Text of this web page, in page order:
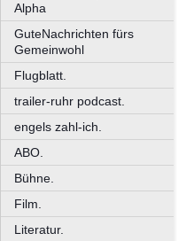
Alpha
GuteNachrichten fürs
Gemeinwohl
Flugblatt.
trailer-ruhr podcast.
engels zahl-ich.
ABO.
Bühne.
Film.
Literatur.